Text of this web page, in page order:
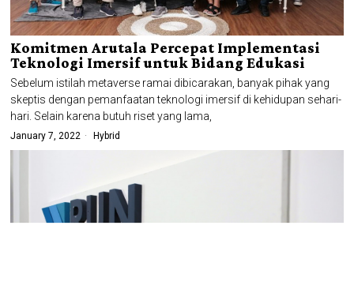
Komitmen Arutala Percepat Implementasi
Teknologi Imersif untuk Bidang Edukasi
Sebelum istilah metaverse ramai dibicarakan, banyak pihak yang
skeptis dengan pemanfaatan teknologi imersif di kehidupan sehari-
hari. Selain karena butuh riset yang lama,
January 7, 2022 Hybrid